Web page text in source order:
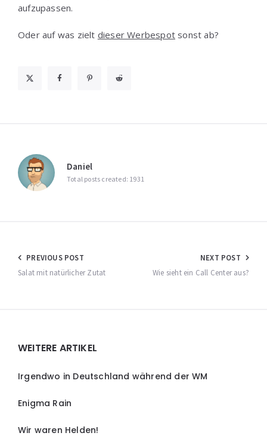
aufzupassen.
Oder auf was zielt dieser Werbespot sonst ab?
Daniel
Total posts created: 1931
Beitragsnavigation
PREVIOUS POST
Salat mit natürlicher Zutat
NEXT POST
Wie sieht ein Call Center aus?
Widgets
WEITERE ARTIKEL
Irgendwo in Deutschland während der WM
Enigma Rain
Wir waren Helden!